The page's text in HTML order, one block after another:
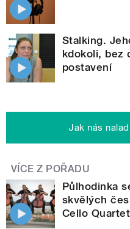
Stalking.
kdokoli, bez
postavení
Jak nás
VÍCE Z POŘADU
Půlhodinka
skvělých
Cello Quartet